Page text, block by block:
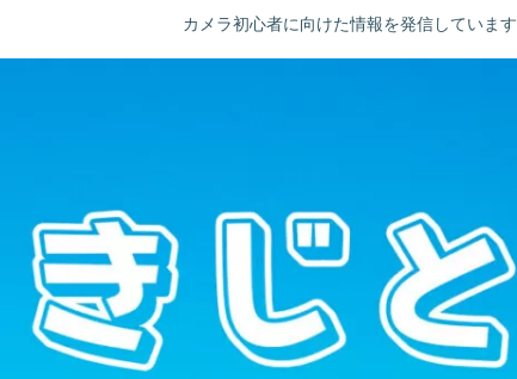
カメラ初心者に向けた情報を発信しています